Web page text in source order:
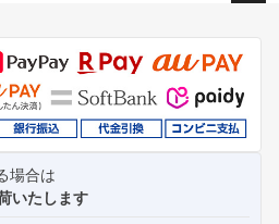
ジト
ップ
へ
場合は
いたします